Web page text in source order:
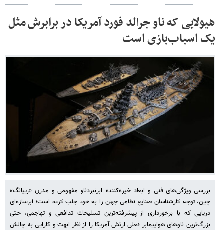
هیولایی که ناو جرالد فورد آمریکا در برابرش مثل
یک اسباب‌بازی است
بررسی ویژگی‌های فنی و ابعاد خیره‌کننده ابرنبردناو مفهومی و مدرن «زیپانگ»
چین، توجه کارشناسان صنایع نظامی جهان را به خود جلب کرده است؛ ابرسازه‌ای
دریایی که با برخورداری از پیشرفته‌ترین تسلیحات تدافعی و تهاجمی، حتی
بزرگ‌ترین ناوهای هواپیمابر فعلی ارتش آمریکا را از نظر ابهت و کارایی به چالش